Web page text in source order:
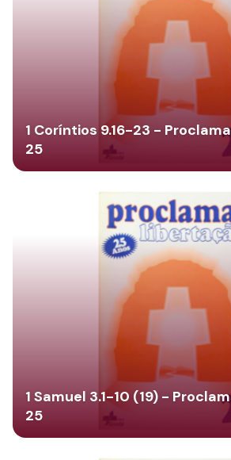
1 Coríntios 9.16-23 -
25
1 Samuel 3.1-10 (19) -
25